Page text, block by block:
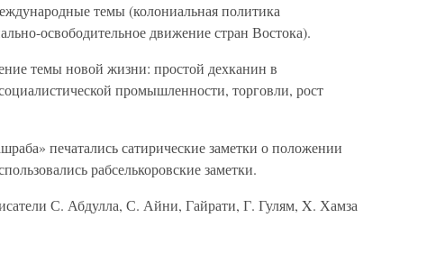
темы (колониальная политика
освободительное движение стран Востока).
темы новой жизни: простой дехканин в
промышленности, торговли, рост
печатались сатирические заметки о положении
рабселькоровские заметки.
С. Абдулла, С. Айни, Гайрати, Г. Гулям, X. Хамза